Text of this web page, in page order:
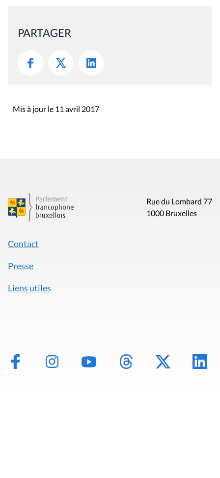
PARTAGER
Mis à jour le 11 avril 2017
Rue du Lombard 77
1000 Bruxelles
Contact
Presse
Liens utiles